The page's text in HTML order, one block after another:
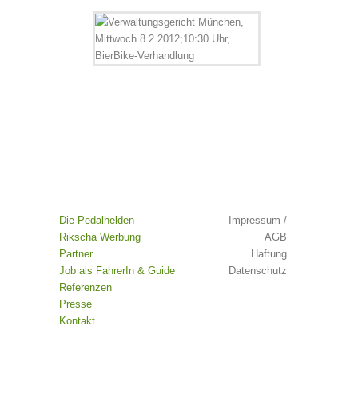
Die Pedalhelden
Rikscha Werbung
Partner
Job als FahrerIn & Guide
Referenzen
Presse
Kontakt
Impressum /
AGB
Haftung
Datenschutz